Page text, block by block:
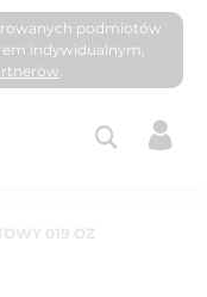
podmiotów
indywidualnym,
.
019 OZ